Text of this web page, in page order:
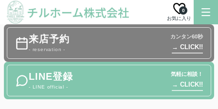
お気に入り
0
来店予約
- reservation -
カンタン60秒
→ CLICK!!
LINE登録
- LINE official -
気軽に相談！
→ CLICK!!